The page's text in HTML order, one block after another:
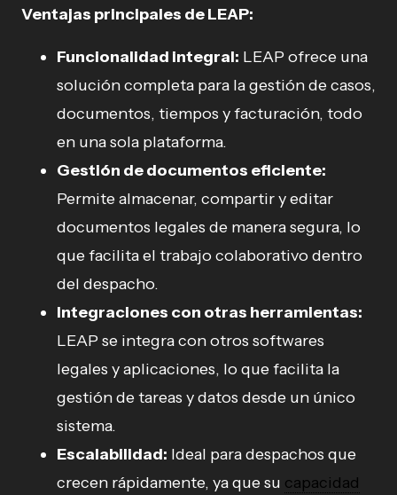
Ventajas principales de LEAP:
Funcionalidad integral: LEAP ofrece una
solución completa para la gestión de casos,
documentos, tiempos y facturación, todo
en una sola plataforma.
Gestión de documentos eficiente:
Permite almacenar, compartir y editar
documentos legales de manera segura, lo
que facilita el trabajo colaborativo dentro
del despacho.
Integraciones con otras herramientas:
LEAP se integra con otros softwares
legales y aplicaciones, lo que facilita la
gestión de tareas y datos desde un único
sistema.
Escalabilidad: Ideal para despachos que
crecen rápidamente, ya que su capacidad